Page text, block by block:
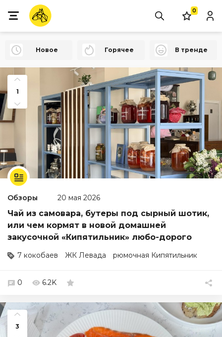
0
Новое Горячее В тренде
1
Обзоры 20 мая 2026
Чай из самовара, бутеры под сырный шотик,
или чем кормят в новой домашней
закусочной «Кипятильник» любо-дорого
7 кокобаев ЖК Левада рюмочная Кипятильник
0 6.2K
3